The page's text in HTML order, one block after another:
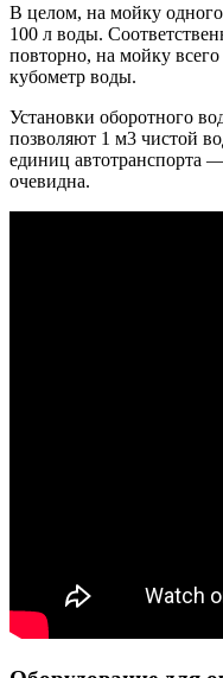
В целом, на мойку одного
100 л воды.
повторно, на мойку
кубометр воды.
Установки оборотного
позволяют 1 м3 чистой
единиц автотранспорта
очевидна.